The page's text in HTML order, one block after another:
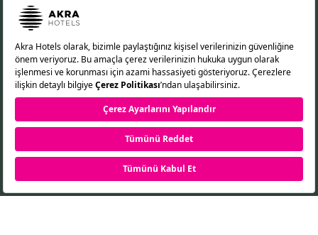
iletişimleri almayı kabul etmiş olursunuz.
Bizi Takip Edin!
TR
DE
Çerez PolitikasıKVKK Aydınlatma MetniGizlilik İlkeleri
©2026 Akra Hotels. Tüm Hakları Saklıdır.
REZERVASYON